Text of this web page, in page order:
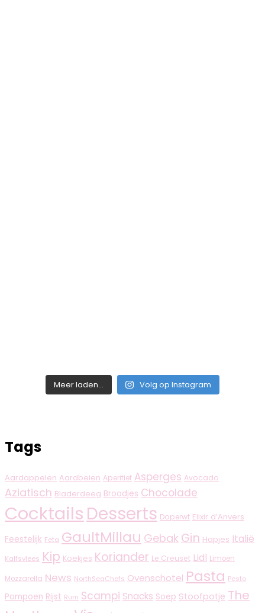
Meer laden... Volg op Instagram
Tags
Aardappelen Aardbeien Aperitief Asperges Avocado
Aziatisch Bladerdeeg Broodjes Chocolade
Cocktails Desserts Doperwt Elixir d’Anvers
Feestelijk Feta GaultMillau Gebak Gin Hapjes Italië
Kalfsvlees Kip Koekjes Koriander Le Creuset Lidl Limoen
Mozzarella News NorthSeaChefs Ovenschotel Pasta Pesto
Pompoen Rijst Rum Scampi Snacks Soep Stoofpotje The